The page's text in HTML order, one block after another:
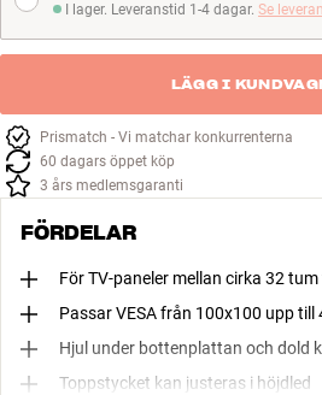
I lager. Leveranstid 1-4 dagar
I lager. Leveranstid 1-4 dagar. Se
LÄGG I
Prismatch - Vi matchar konkurrenterna
60 dagars öppet köp
3 års medlemsgaranti
FÖRDELAR
För TV-paneler mellan cirka 32
Passar VESA från 100x100 upp till
Hjul under bottenplattan och dold
Toppstycket kan justeras i höjdled